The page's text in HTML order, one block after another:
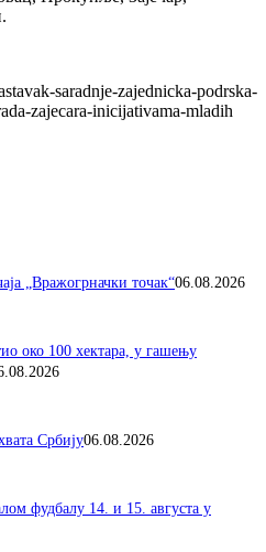
saradnje-zajednicka-podrska-
zajecara-inicijativama-mladih
„Вражогрначки точак“06.08.2026
око 100 хектара, у гашењу
Србију06.08.2026
фудбалу 14. и 15. августа у